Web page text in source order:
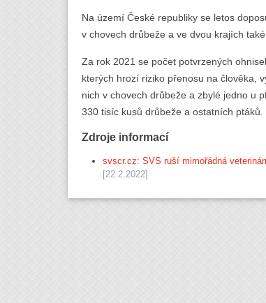
Na území České republiky se letos
v chovech drůbeže a ve dvou krajích
Za rok 2021 se počet potvrzených
kterých hrozí riziko přenosu na člověka,
nich v chovech drůbeže a zbylé jedno u
330 tisíc kusů drůbeže a ostatních ptáků.
Zdroje informací
svscr.cz: SVS ruší mimořádná
[22.2.2022]